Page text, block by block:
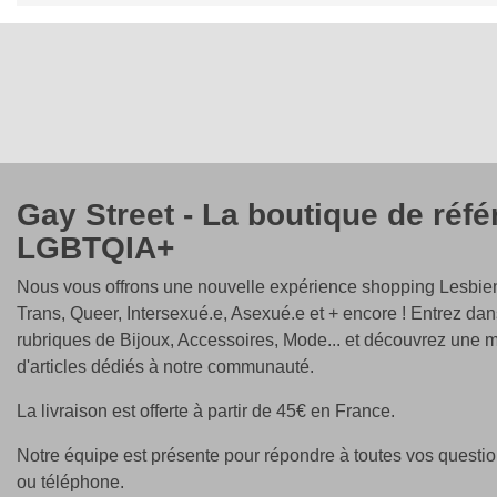
Gay Street - La boutique de
LGBTQIA+
Nous vous offrons une nouvelle expérience shopping
Trans, Queer, Intersexué.e, Asexué.e et + encore ! Entrez
rubriques de Bijoux, Accessoires, Mode... et découvrez une
d'articles dédiés à notre communauté.
La livraison est offerte à partir de 45€ en France.
Notre équipe est présente pour répondre à toutes vos
ou téléphone.